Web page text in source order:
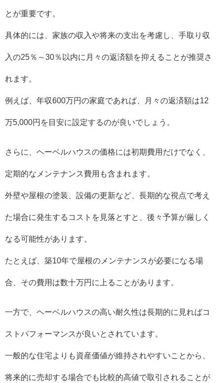
とが重要です。
具体的には、家族の収入や将来の支出を考慮し、手取り収
入の25％～30％以内に月々の返済額を抑えることが推奨さ
れます。
例えば、年収600万円の家庭であれば、月々の返済額は12
万5,000円を目安に設定するのが良いでしょう。
さらに、ヘーベルハウスの価格には初期費用だけでなく、
定期的なメンテナンス費用も含まれます。
外壁や屋根の塗装、設備の更新など、長期的な視点で考え
た場合に発生するコストを見落とすと、後々予算が厳しく
なる可能性があります。
たとえば、築10年で屋根のメンテナンスが必要になる場
合、その費用は数十万円に上ることがあります。
一方で、ヘーベルハウスの高い耐久性は長期的に見ればコ
ストパフォーマンスが良いとされています。
一般的な住宅よりも資産価値が維持されやすいことから、
将来的に売却する場合でも比較的高値で取引されることが